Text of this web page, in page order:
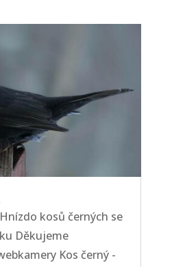
kosů černých se
Děkujeme
Kos černý -